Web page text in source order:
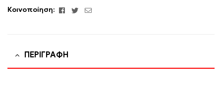
Κοινοποίηση:
Facebook
TwitterEmail
ΠΕΡΙΓΡΑΦΉ